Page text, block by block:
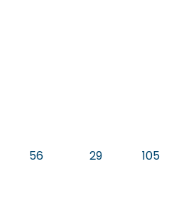
56 29 105